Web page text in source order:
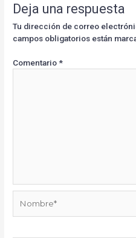
Deja una respuesta
Tu dirección de correo
campos obligatorios están
Comentario*